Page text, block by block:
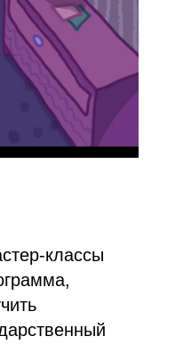
классы